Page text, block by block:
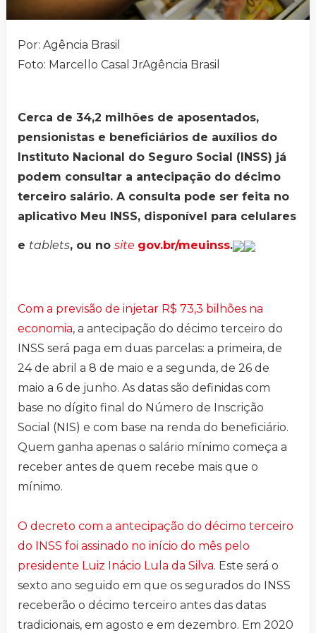
Por: Agência Brasil
Foto: Marcello Casal JrAgência Brasil
Cerca de 34,2 milhões de aposentados,
pensionistas e beneficiários de auxílios do
Instituto Nacional do Seguro Social (INSS) já
podem consultar a antecipação do décimo
terceiro salário. A consulta pode ser feita no
aplicativo Meu INSS, disponível para celulares
e tablets, ou no site gov.br/meuinss.
Com a previsão de injetar R$ 73,3 bilhões na
economia, a antecipação do décimo terceiro do
INSS será paga em duas parcelas: a primeira, de
24 de abril a 8 de maio e a segunda, de 26 de
maio a 6 de junho. As datas são definidas com
base no dígito final do Número de Inscrição
Social (NIS) e com base na renda do beneficiário.
Quem ganha apenas o salário mínimo começa a
receber antes de quem recebe mais que o
mínimo.
O decreto com a antecipação do décimo terceiro
do INSS foi assinado no início do mês pelo
presidente Luiz Inácio Lula da Silva. Este será o
sexto ano seguido em que os segurados do INSS
receberão o décimo terceiro antes das datas
tradicionais, em agosto e em dezembro. Em 2020